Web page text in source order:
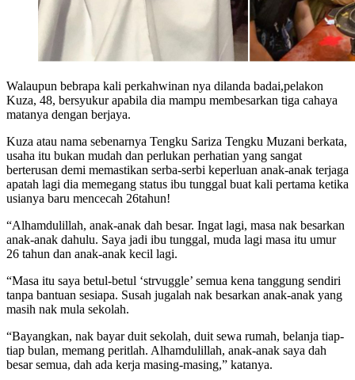
Walaupun bebrapa kali perkahwinan nya dilanda badai,pelakon
Kuza, 48, bersyukur apabila dia mampu membesarkan tiga cahaya
matanya dengan berjaya.
Kuza atau nama sebenarnya Tengku Sariza Tengku Muzani berkata,
usaha itu bukan mudah dan perlukan perhatian yang sangat
berterusan demi memastikan serba-serbi keperluan anak-anak terjaga
apatah lagi dia memegang status ibu tunggal buat kali pertama ketika
usianya baru mencecah 26tahun!
“Alhamdulillah, anak-anak dah besar. Ingat lagi, masa nak besarkan
anak-anak dahulu. Saya jadi ibu tunggal, muda lagi masa itu umur
26 tahun dan anak-anak kecil lagi.
“Masa itu saya betul-betul ‘strvuggle’ semua kena tanggung sendiri
tanpa bantuan sesiapa. Susah jugalah nak besarkan anak-anak yang
masih nak mula sekolah.
“Bayangkan, nak bayar duit sekolah, duit sewa rumah, belanja tiap-
tiap bulan, memang peritlah. Alhamdulillah, anak-anak saya dah
besar semua, dah ada kerja masing-masing,” katanya.